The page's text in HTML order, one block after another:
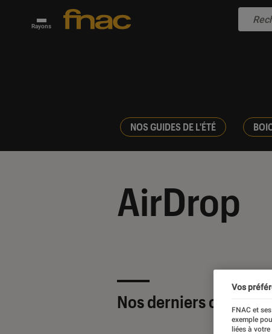
Rayons
NOS GUIDES DE L'ÉTÉ
AirDrop
Nos derniers contenus
Vos
FNAC et
exemple
liées à